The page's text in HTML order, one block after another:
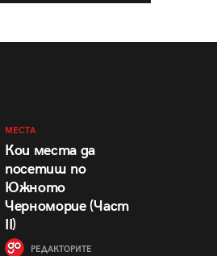
МЕСТА
Кои места да
посетиш по
Южното
Черноморие (Част
II)
РЕДАКТОРИТЕ